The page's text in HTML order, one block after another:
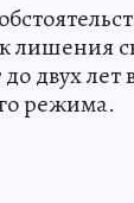
лишения
двух лет
режима.